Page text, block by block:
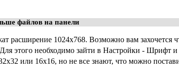
файлов на панели
расширение 1024х768. Возможно вам захочется
этого необходимо зайти в Настройки - Шрифт
или 16х16, но не все знают, что можно